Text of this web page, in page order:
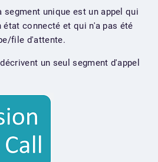
segment unique est un appel qui
état connecté et qui n'a pas été
file d'attente.
un seul segment d'appel